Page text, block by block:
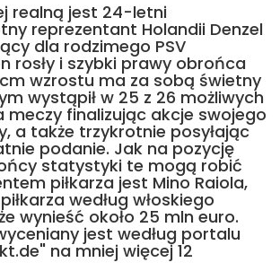
realną jest 24-letni
reprezentant Holandii Denzel
dla rodzimego PSV
rosły i szybki prawy obrońca
wzrostu ma za sobą świetny
wystąpił w 25 z 26 możliwych
meczy finalizując akcje swojego
a także trzykrotnie posyłając
podanie. Jak na pozycję
statystyki te mogą robić
piłkarza jest Mino Raiola,
według włoskiego
wynieść około 25 mln euro.
jest według portalu
na mniej więcej 12